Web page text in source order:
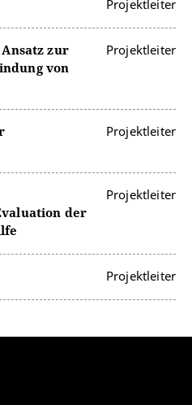
Projektleiter
zur
von
Projektleiter
Projektleiter
der
Projektleiter
Projektleiter